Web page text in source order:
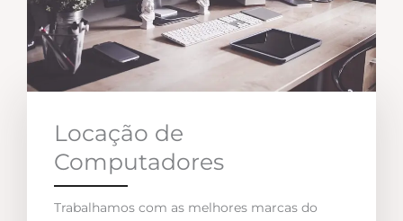
Locação de
Computadores
Trabalhamos com as melhores marcas do